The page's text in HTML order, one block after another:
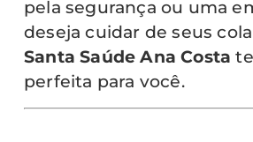
pela segurança ou uma
deseja cuidar de seus
Santa Saúde Ana Costa
perfeita para você.